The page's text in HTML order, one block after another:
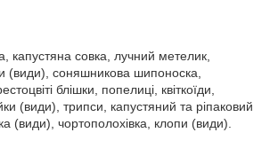
капустяна совка, лучний метелик,
(види), соняшникова шипоноска,
блішки, попелиці, квіткоїди,
(види), трипси, капустяний та ріпаковий
(види), чортополохівка, клопи (види).